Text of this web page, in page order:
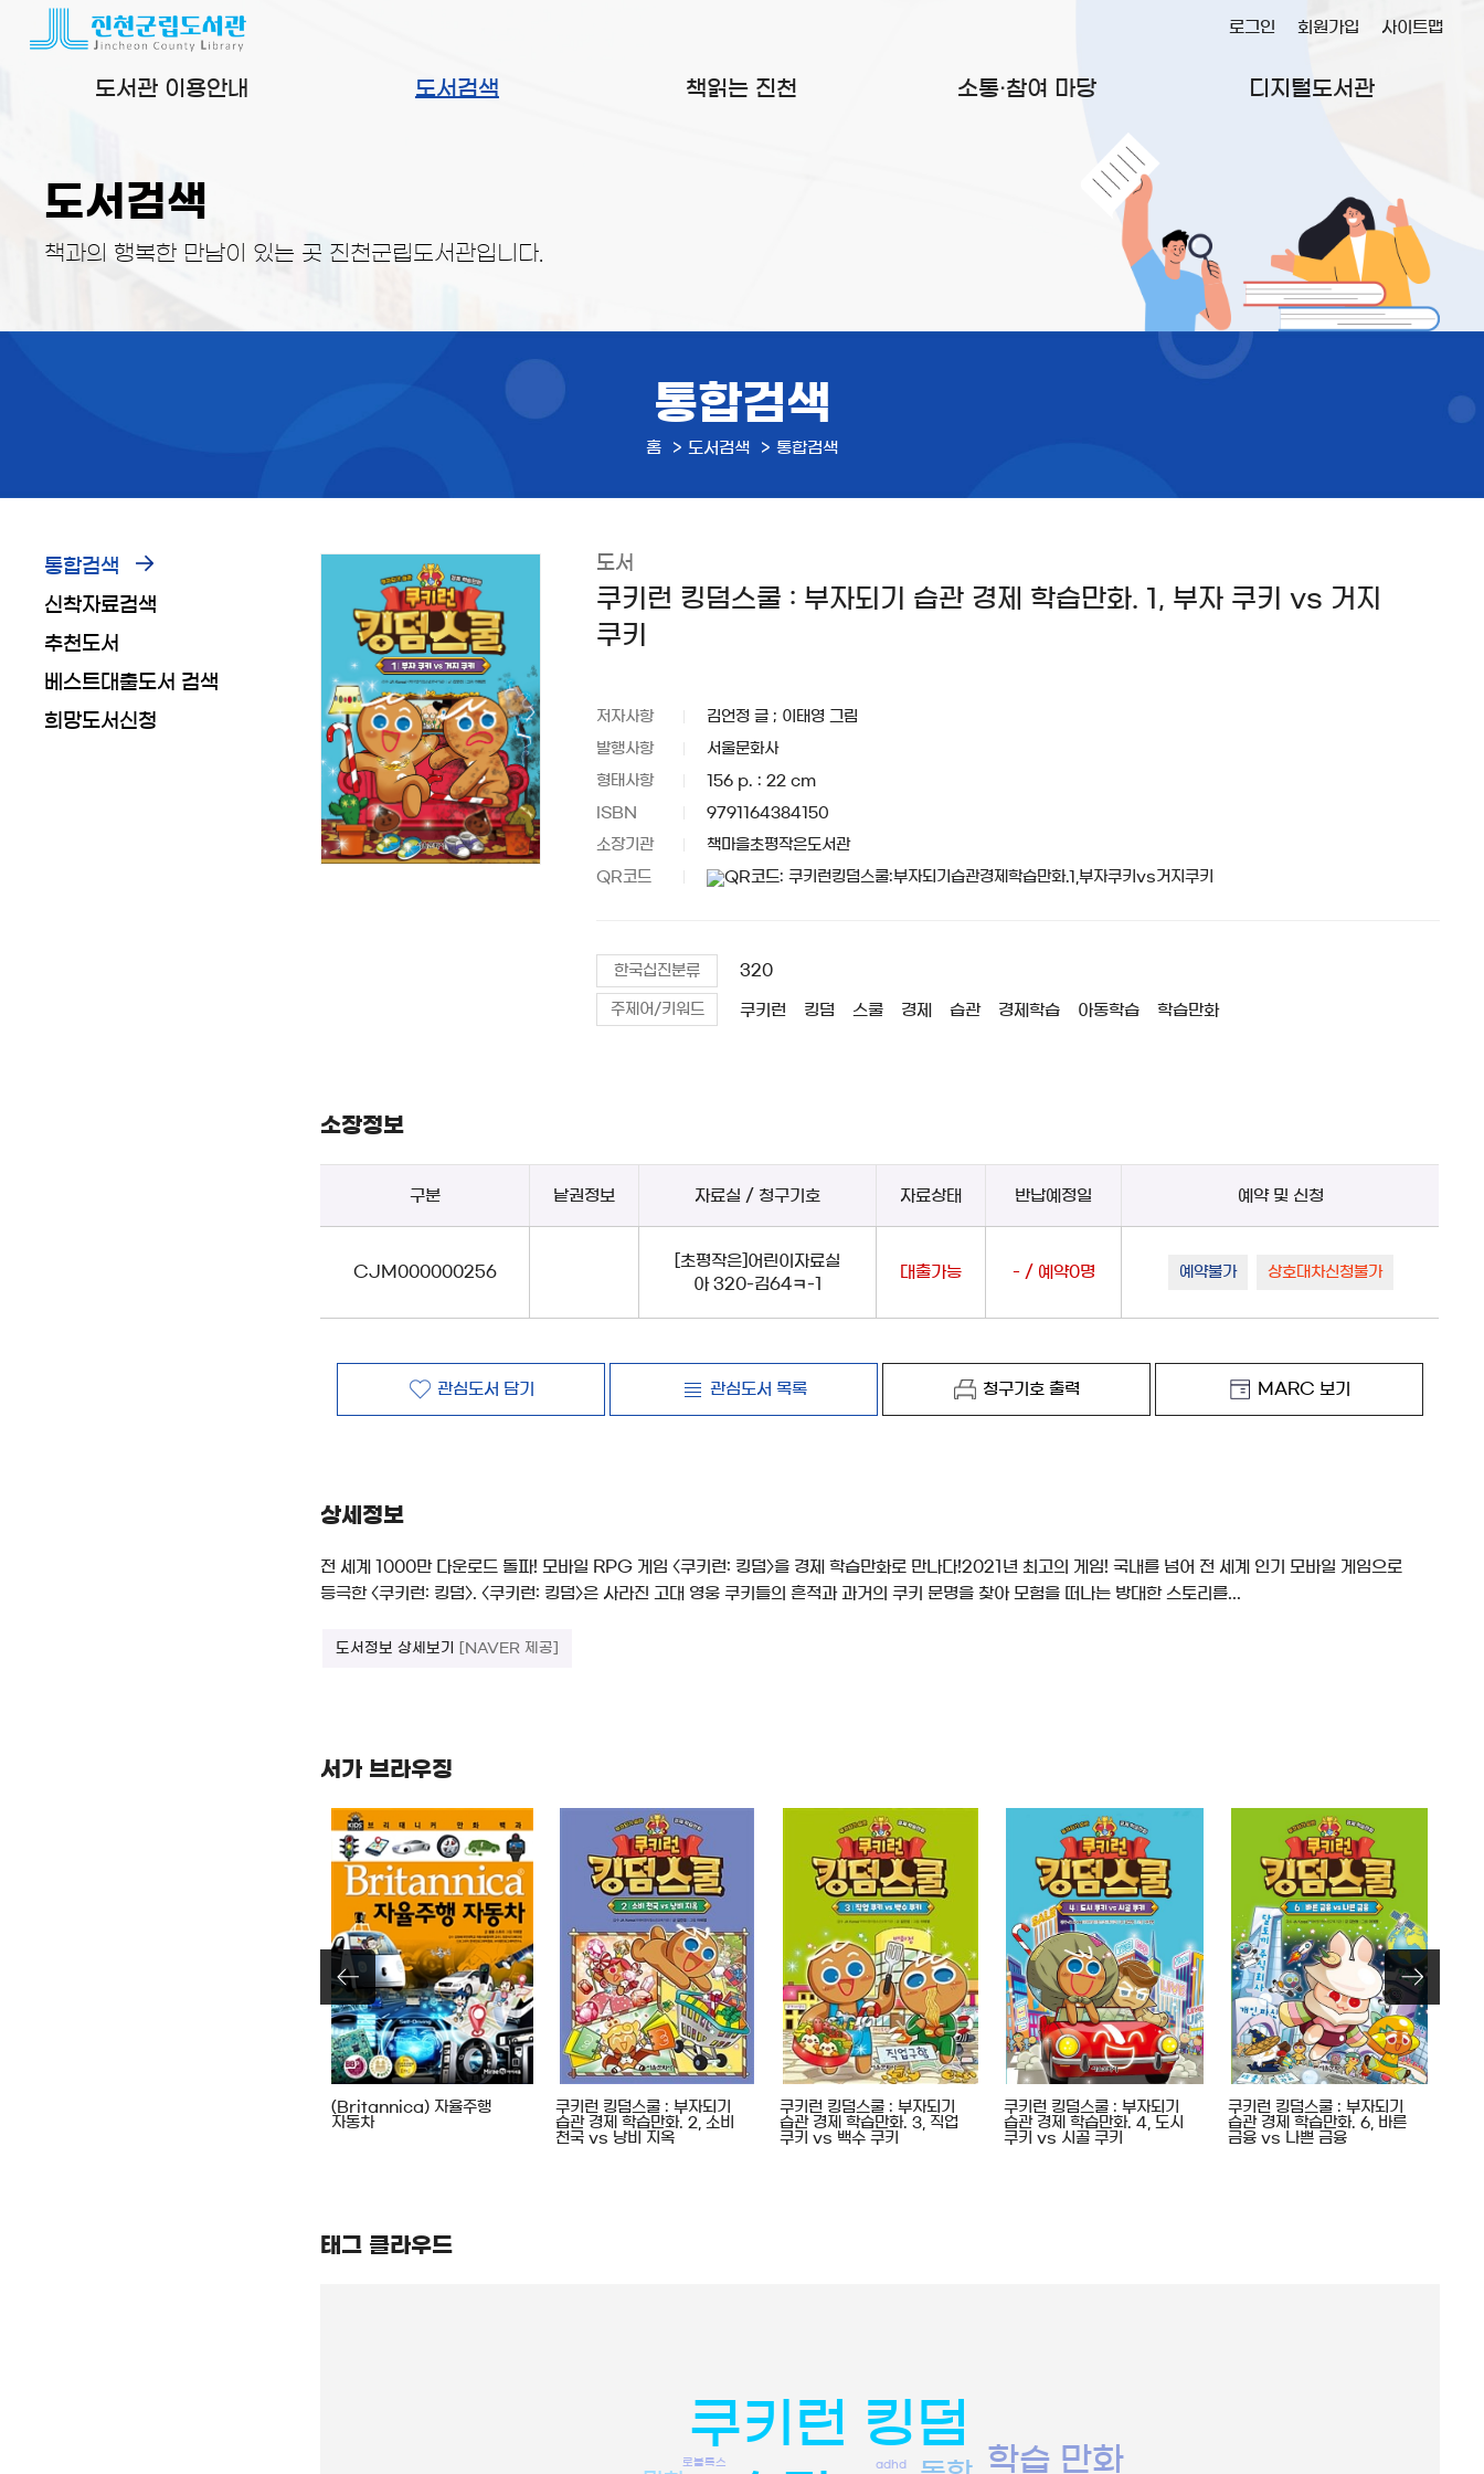
도서관 이용안내 도서검색 책읽는 진천 소통·참여 마당 디지털도서관
로그인 회원가입 사이트맵
도서검색
책과의 행복한 만남이 있는 곳 진천군립도서관입니다.
통합검색
홈 도서검색 통합검색
통합검색
신착자료검색
추천도서
베스트대출도서 검색
희망도서신청
도서
쿠키런 킹덤스쿨 : 부자되기 습관 경제 학습만화. 1, 부자 쿠키 vs 거지
쿠키
저자사항 김언정 글 ; 이태영 그림
발행사항 서울문화사
형태사항 156 p. : 22 cm
ISBN 9791164384150
소장기관 책마을초평작은도서관
QR코드
한국십진분류 320
주제어/키워드 쿠키런 킹덤 스쿨 경제 습관 경제학습 아동학습 학습만화
소장정보
구분 낱권정보 자료실 / 청구기호 자료상태 반납예정일 예약 및 신청
CJM000000256
[초평작은]어린이자료실
아 320-김64ㅋ-1
대출가능 - / 예약0명 예약불가 상호대차신청불가
관심도서 담기 관심도서 목록 청구기호 출력 MARC 보기
상세정보
전 세계 1000만 다운로드 돌파! 모바일 RPG 게임 〈쿠키런: 킹덤〉을 경제 학습만화로 만나다!2021년 최고의 게임! 국내를 넘어 전 세계 인기 모바일 게임으로
등극한 〈쿠키런: 킹덤〉. 〈쿠키런: 킹덤〉은 사라진 고대 영웅 쿠키들의 흔적과 과거의 쿠키 문명을 찾아 모험을 떠나는 방대한 스토리를...
도서정보 상세보기 [NAVER 제공]
서가 브라우징
(Britannica) 자율주행
자동차
쿠키런 킹덤스쿨 : 부자되기
습관 경제 학습만화. 2, 소비
천국 vs 낭비 지옥
쿠키런 킹덤스쿨 : 부자되기
습관 경제 학습만화. 3, 직업
쿠키 vs 백수 쿠키
쿠키런 킹덤스쿨 : 부자되기
습관 경제 학습만화. 4, 도시
쿠키 vs 시골 쿠키
쿠키런 킹덤스쿨 : 부자되기
습관 경제 학습만화. 6, 바른
금융 vs 나쁜 금융
태그 클라우드
쿠키런 킹덤
학습 만화
adhd
로블록스